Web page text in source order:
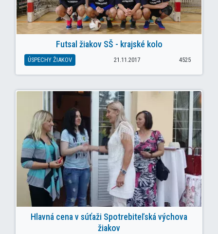
Futsal žiakov SŠ - krajské kolo
ÚSPECHY ŽIAKOV 21.11.2017 4525
Hlavná cena v súťaži Spotrebiteľská výchova
žiakov